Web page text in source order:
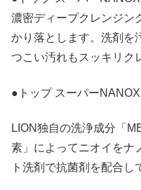
濃密ディープクレンジン
かり落とします。洗剤を
つこい汚れもスッキリク
●トップ スーパー
LION独自の洗浄成分「
素」によってニオイをナ
ト洗剤で抗菌剤を配合し